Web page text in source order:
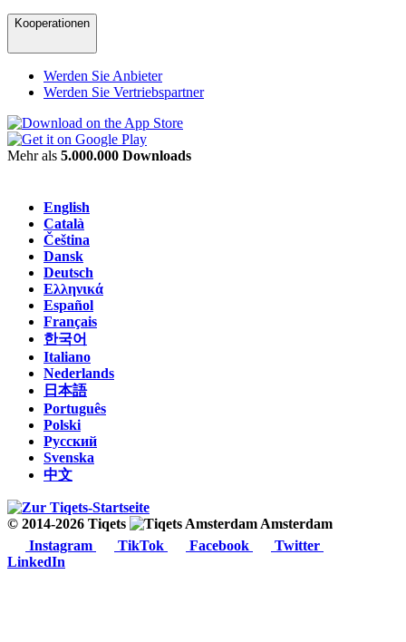
Kooperationen
Werden Sie Anbieter
Werden Sie Vertriebspartner
Mehr als 5.000.000 Downloads
English
Català
Čeština
Dansk
Deutsch
Ελληνικά
Español
Français
한국어
Italiano
Nederlands
日本語
Português
Polski
Русский
Svenska
中文
© 2014-2026 Tiqets
Amsterdam
Instagram
TikTok Facebook
Twitter
LinkedIn